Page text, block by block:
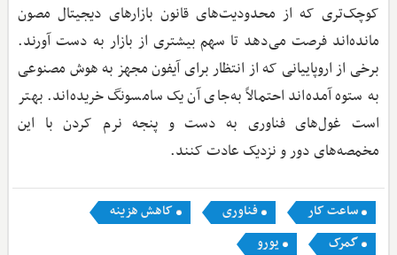
کوچک‌تری که از محدودیت‌های قانون بازارهای دیجیتال مصون
مانده‌اند فرصت می‌دهد تا سهم بیشتری از بازار به‌ دست آورند.
برخی از اروپاییانی که از انتظار برای آیفون مجهز به هوش مصنوعی
به ستوه آمده‌اند احتمالاً به‌جای آن یک سامسونگ خریده‌اند. بهتر
است غول‌های فناوری به دست و پنجه نرم کردن با این
مخمصه‌های دور و نزدیک عادت کنند.
ساعت کار فناوری
کاهش هزینه
گمرک
یورو